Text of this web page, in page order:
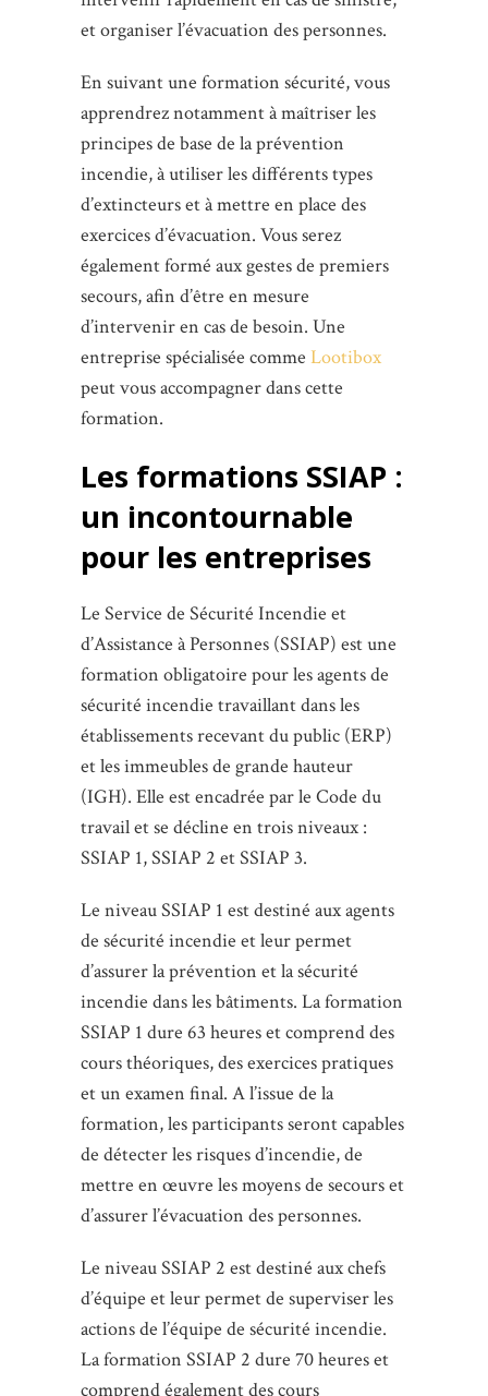
et organiser l’évacuation des personnes.
En suivant une formation sécurité, vous
apprendrez notamment à maîtriser les
principes de base de la prévention
incendie, à utiliser les différents types
d’extincteurs et à mettre en place des
exercices d’évacuation. Vous serez
également formé aux gestes de premiers
secours, afin d’être en mesure
d’intervenir en cas de besoin. Une
entreprise spécialisée comme Lootibox
peut vous accompagner dans cette
formation.
Les formations SSIAP :
un incontournable
pour les entreprises
Le Service de Sécurité Incendie et
d’Assistance à Personnes (SSIAP) est une
formation obligatoire pour les agents de
sécurité incendie travaillant dans les
établissements recevant du public (ERP)
et les immeubles de grande hauteur
(IGH). Elle est encadrée par le Code du
travail et se décline en trois niveaux :
SSIAP 1, SSIAP 2 et SSIAP 3.
Le niveau SSIAP 1 est destiné aux agents
de sécurité incendie et leur permet
d’assurer la prévention et la sécurité
incendie dans les bâtiments. La formation
SSIAP 1 dure 63 heures et comprend des
cours théoriques, des exercices pratiques
et un examen final. A l’issue de la
formation, les participants seront capables
de détecter les risques d’incendie, de
mettre en œuvre les moyens de secours et
d’assurer l’évacuation des personnes.
Le niveau SSIAP 2 est destiné aux chefs
d’équipe et leur permet de superviser les
actions de l’équipe de sécurité incendie.
La formation SSIAP 2 dure 70 heures et
comprend également des cours